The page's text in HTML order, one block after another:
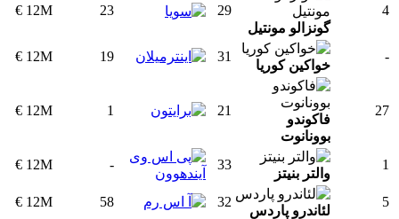
4
گونزالو مونتیل
29
23
12M €
-
خواکین کوریا
31
19
12M €
27
فاکوندو
بوونانوت
21
1
12M €
1
والتر بنیتز
33
-
12M €
5
لئاندرو پاردس
32
58
12M €